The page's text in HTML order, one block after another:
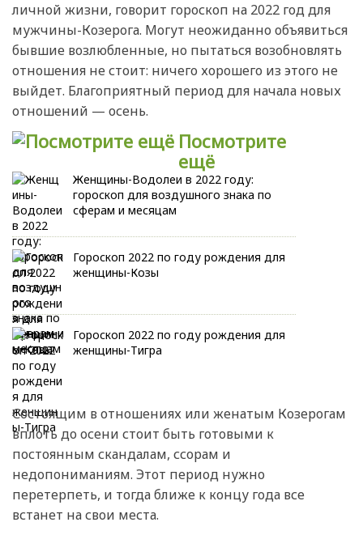
личной жизни, говорит гороскоп на 2022 год для
мужчины-Козерога. Могут неожиданно объявиться
бывшие возлюбленные, но пытаться возобновлять
отношения не стоит: ничего хорошего из этого не
выйдет. Благоприятный период для начала новых
отношений — осень.
Посмотрите
ещё
Женщины-Водолеи в 2022 году:
гороскоп для воздушного знака по
сферам и месяцам
Гороскоп 2022 по году рождения для
женщины-Козы
Гороскоп 2022 по году рождения для
женщины-Тигра
Состоящим в отношениях или женатым Козерогам
вплоть до осени стоит быть готовыми к
постоянным скандалам, ссорам и
недопониманиям. Этот период нужно
перетерпеть, и тогда ближе к концу года все
встанет на свои места.